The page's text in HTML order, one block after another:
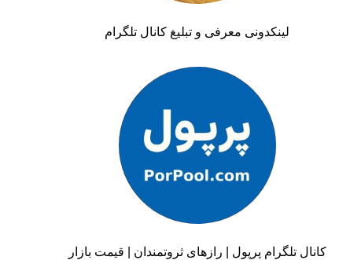
لینکدونی معرفی و تبلیغ کانال تلگرام
کانال تلگرام پرپول | رازهای ثروتمندان | قیمت بازار